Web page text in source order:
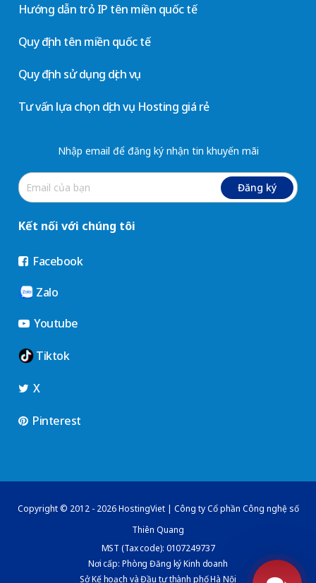
Hướng dẫn trỏ IP tên miền quốc tế
Quy định tên miền quốc tế
Quy định sử dụng dịch vụ
Tư vấn lựa chọn dịch vụ Hosting giá rẻ
Nhập email để đăng ký nhận tin khuyến mãi
Đăng ký
Kết nối với chúng tôi
Facebook
Zalo
Youtube
Tiktok
X
Pinterest
Copyright © 2012 - 2026 HostingViet | Công ty Cổ phần Công nghệ số
Thiên Quang
MST (Tax code): 0107249737
Nơi cấp: Phòng Đăng ký Kinh doanh
Sở Kế hoạch và Đầu tư thành phố Hà Nội